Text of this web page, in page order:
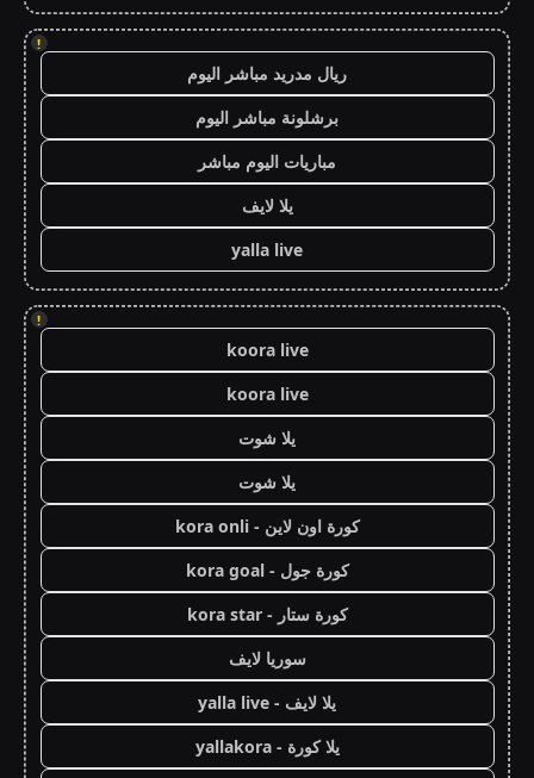
!
ريال مدريد مباشر اليوم
برشلونة مباشر اليوم
مباريات اليوم مباشر
يلا لايف
yalla live
!
koora live
koora live
يلا شوت
يلا شوت
كورة اون لاين - kora onli
كورة جول - kora goal
كورة ستار - kora star
سوريا لايف
يلا لايف - yalla live
يلا كورة - yallakora